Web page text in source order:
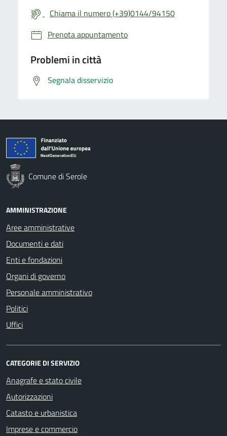
Chiama il numero (+39)0144/94150
Prenota appuntamento
Problemi in città
Segnala disservizio
Comune di Serole
AMMINISTRAZIONE
Aree amministrative
Documenti e dati
Enti e fondazioni
Organi di governo
Personale amministrativo
Politici
Uffici
CATEGORIE DI SERVIZIO
Anagrafe e stato civile
Autorizzazioni
Catasto e urbanistica
Imprese e commercio